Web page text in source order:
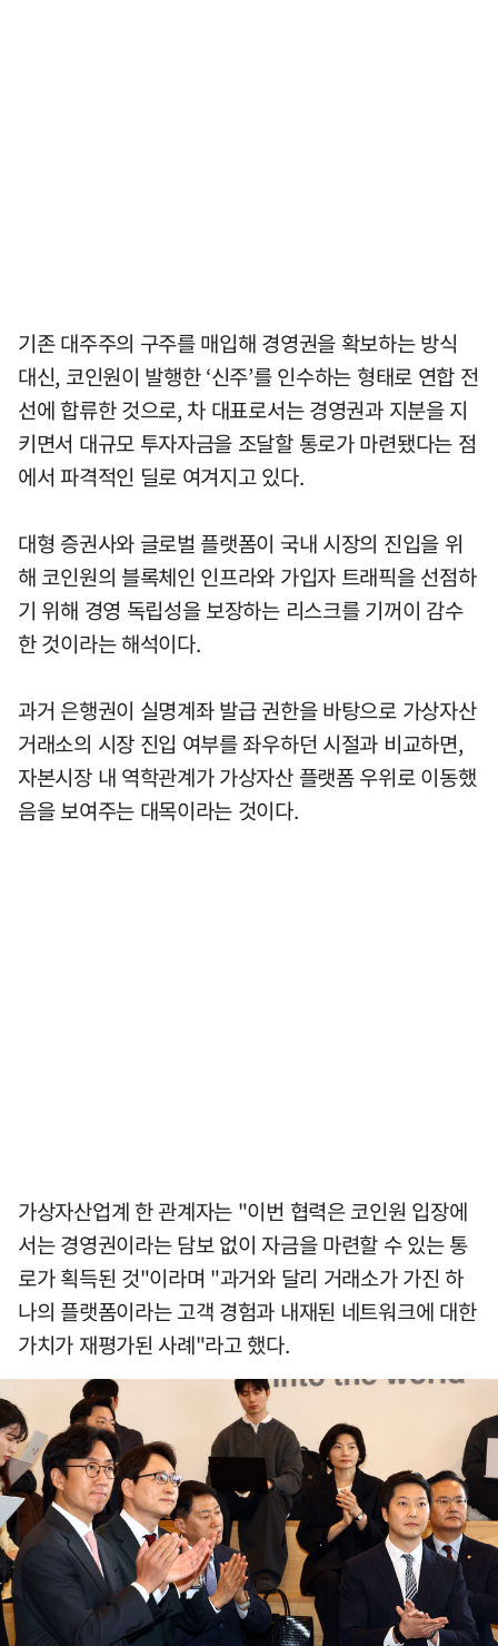
기존 대주주의 구주를 매입해 경영권을 확보하는 방식
대신, 코인원이 발행한 ‘신주’를 인수하는 형태로 연합 전
선에 합류한 것으로, 차 대표로서는 경영권과 지분을 지
키면서 대규모 투자자금을 조달할 통로가 마련됐다는 점
에서 파격적인 딜로 여겨지고 있다.
대형 증권사와 글로벌 플랫폼이 국내 시장의 진입을 위
해 코인원의 블록체인 인프라와 가입자 트래픽을 선점하
기 위해 경영 독립성을 보장하는 리스크를 기꺼이 감수
한 것이라는 해석이다.
과거 은행권이 실명계좌 발급 권한을 바탕으로 가상자산
거래소의 시장 진입 여부를 좌우하던 시절과 비교하면,
자본시장 내 역학관계가 가상자산 플랫폼 우위로 이동했
음을 보여주는 대목이라는 것이다.
가상자산업계 한 관계자는 "이번 협력은 코인원 입장에
서는 경영권이라는 담보 없이 자금을 마련할 수 있는 통
로가 획득된 것"이라며 "과거와 달리 거래소가 가진 하
나의 플랫폼이라는 고객 경험과 내재된 네트워크에 대한
가치가 재평가된 사례"라고 했다.